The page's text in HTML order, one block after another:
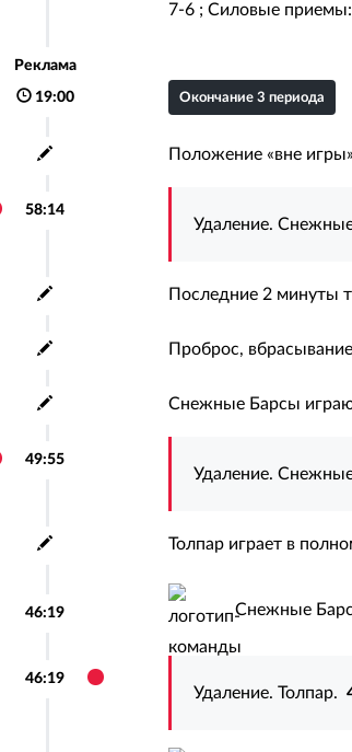
7-6 ; Силовые
Реклама
19:00 Окончание 3 периода
Положение «вне
58:14
Удаление.
Последние 2 минуты
Проброс,
Снежные Барсы
49:55
Удаление.
Толпар играет в
46:19 Снежные
46:19
Удаление. Толпар.